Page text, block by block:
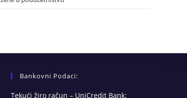
Bankovni Podaci:
Tekući žiro račun – UniCredit Bank: